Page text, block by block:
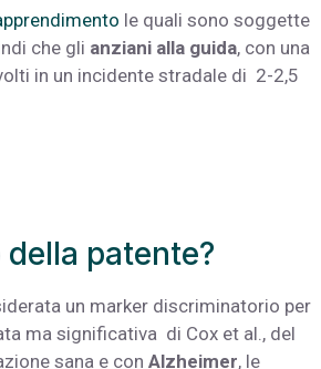
le quali sono soggette
che gli anziani alla guida, con una
in un incidente stradale di 2-2,5
patente?
un marker discriminatorio per
ma significativa di Cox et al., del
sana e con Alzheimer, le